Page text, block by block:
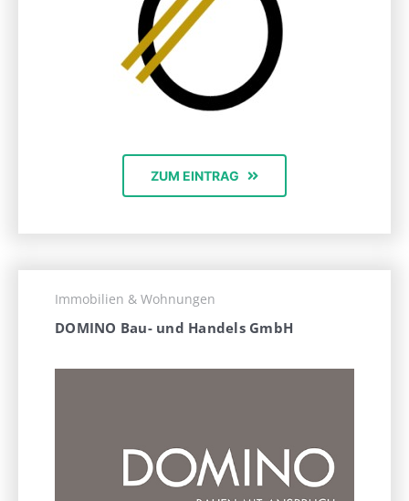
ZUM EINTRAG
Immobilien & Wohnungen
DOMINO Bau- und Handels GmbH